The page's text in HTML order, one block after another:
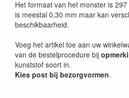
Het formaat van het monster is
is meestal 0,30 mm maar kan
beschikbaarheid.
Voeg het artikel toe aan uw
van de bestelprocedure bij
kunststof soort in.
Kies post bij bezorgvormen.